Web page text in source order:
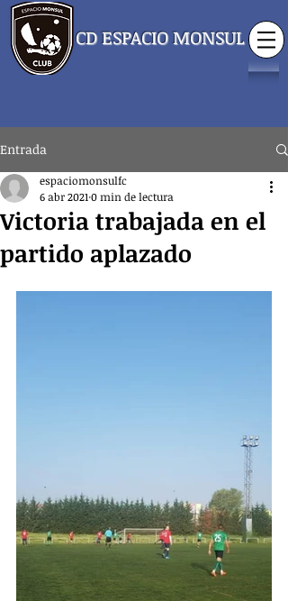
CD ESPACIO MONSUL
Entrada
Victoria trabajada en el
partido aplazado
espaciomonsulfc
6 abr 2021 0 min de lectura